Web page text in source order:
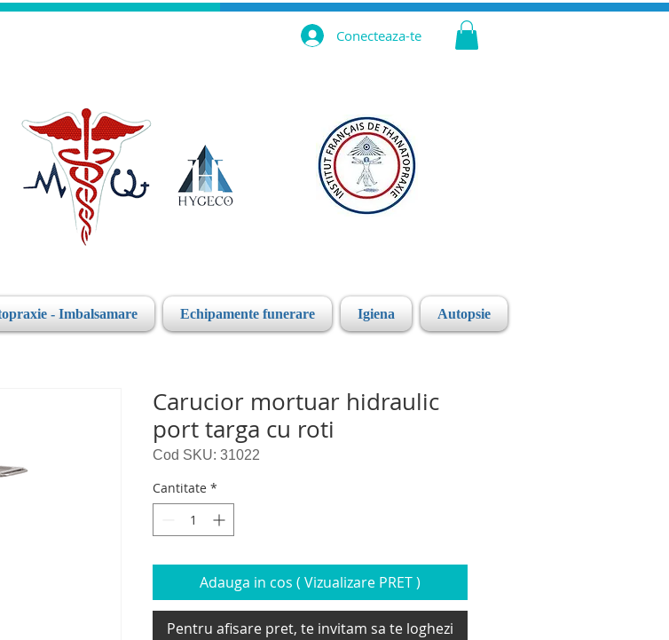
Conecteaza-te
- Imbalsamare Echipamente funerare Igiena Autopsie
Carucior mortuar hidraulic
port targa cu roti
Cod SKU: 31022
Cantitate *
Adauga in cos ( Vizualizare PRET )
Pentru afisare pret, te invitam sa te loghezi